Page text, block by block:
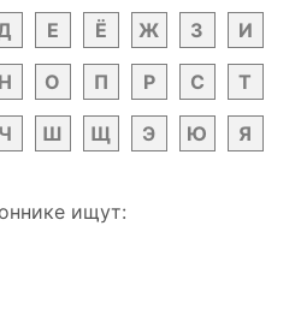
Е Ё Ж З И
Н О П Р С Т
Ч Ш Щ Э Ю Я
ищут: